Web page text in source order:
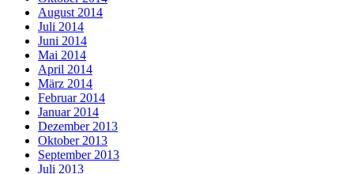
August 2014
Juli 2014
Juni 2014
Mai 2014
April 2014
März 2014
Februar 2014
Januar 2014
Dezember 2013
Oktober 2013
September 2013
Juli 2013